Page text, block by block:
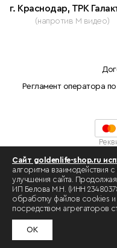
г. Краснодар, ТРК
(напротив М видео)
Регламент оператора
ИНН:
Сайт goldenlife-shop.ru
алгоритма взаимодействия
улучшения сайта.
ИП Белова М.Н. (ИНН
обработку файлов cookies и
посредством агрегаторов
ОК